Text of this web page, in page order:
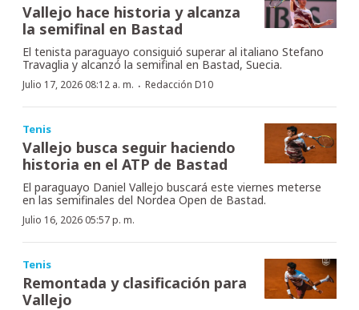
Vallejo hace historia y alcanza
la semifinal en Bastad
El tenista paraguayo consiguió superar al italiano Stefano
Travaglia y alcanzó la semifinal en Bastad, Suecia.
Julio 17, 2026 08:12 a. m. · Redacción D10
Tenis
Vallejo busca seguir haciendo
historia en el ATP de Bastad
El paraguayo Daniel Vallejo buscará este viernes meterse
en las semifinales del Nordea Open de Bastad.
Julio 16, 2026 05:57 p. m.
Tenis
Remontada y clasificación para
Vallejo